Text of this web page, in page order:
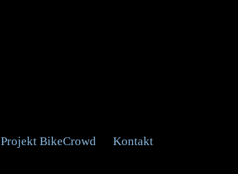
Projekt BikeCrowd Kontakt